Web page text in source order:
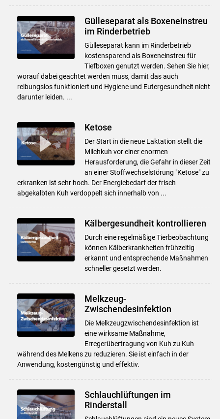
Gülleseparat als Boxeneinstreu
im Rinderbetrieb
Gülleseparat kann im Rinderbetrieb
kostensparend als Boxeneinstreu für
Tiefboxen genutzt werden. Sehen Sie hier,
worauf dabei geachtet werden muss, damit das auch
reibungslos funktioniert und Hygiene und Eutergesundheit nicht
darunter leiden. ...
Ketose
Der Start in die neue Laktation stellt die
Milchkuh vor einer enormen
Herausforderung, die Gefahr in dieser Zeit
an einer Stoffwechselstörung "Ketose" zu
erkranken ist sehr hoch. Der Energiebedarf der frisch
abgekalbten Kuh verdoppelt sich innerhalb von ...
Kälbergesundheit kontrollieren
Durch eine regelmäßige Tierbeobachtung
können Kälberkrankheiten frühzeitig
erkannt und entsprechende Maßnahmen
schneller gesetzt werden.
Melkzeug-
Zwischendesinfektion
Die Melkzeugzwischendesinfektion ist
eine wirksame Maßnahme,
Erregerübertragung von Kuh zu Kuh
während des Melkens zu reduzieren. Sie ist einfach in der
Anwendung, kostengünstig und effektiv.
Schlauchlüftungen im
Rinderstall